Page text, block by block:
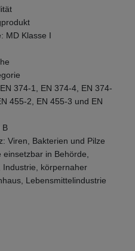
MD Klasse I
374-1, EN 374-4, EN 374-
455-2, EN 455-3 und EN
B
Viren, Bakterien und Pilze
in Behörde,
Industrie, körpernaher
Lebensmittelindustrie